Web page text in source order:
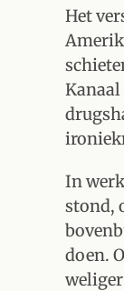
Het
Kanaal
In
stond,
doen.